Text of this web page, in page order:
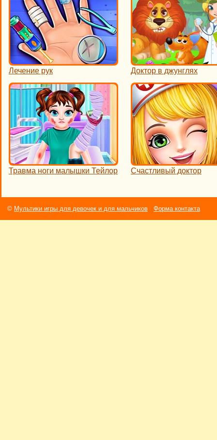
Лечение рук Доктор в джунглях
Травма ноги малышки Тейлор Счастливый доктор
© Мультики игры для девочек и для мальчиков Форма контакта